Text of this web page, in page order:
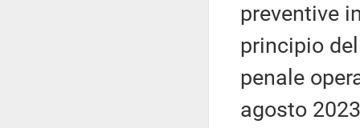
preventive
principio
penale
agosto